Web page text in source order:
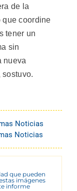
de la
que coordine
tener un
sin
nueva
Noticias
Noticias
que pueden
imágenes
informe